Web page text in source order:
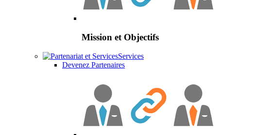
Mission et Objectifs
Services
Devenez Partenaires